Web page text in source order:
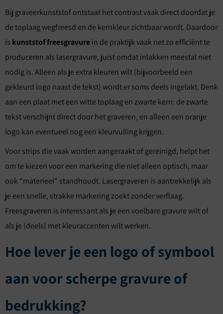
Bij graveerkunststof ontstaat het contrast vaak direct doordat je
de toplaag wegfreesd en de kernkleur zichtbaar wordt. Daardoor
is kunststof freesgravurein de praktijk vaak net zo efficiënt te
produceren als lasergravure, juist omdat inlakken meestal niet
nodig is. Alleen als je extra kleuren wilt (bijvoorbeeld een
gekleurd logo naast de tekst) wordt er soms deels ingelakt. Denk
aan een plaat met een witte toplaag en zwarte kern: de zwarte
tekst verschijnt direct door het graveren, en alleen een oranje
logo kan eventueel nog een kleurvulling krijgen.
Voor strips die vaak worden aangeraakt of gereinigd, helpt het
om te kiezen voor een markering die niet alleen optisch, maar
ook “materieel” standhoudt. Lasergraveren is aantrekkelijk als
je een snelle, strakke markering zoekt zonder verflaag.
Freesgraveren is interessant als je een voelbare gravure wilt of
als je (deels) met kleuraccenten wilt werken.
Hoe lever je een logo of symbool
aan voor scherpe gravure of
bedrukking?